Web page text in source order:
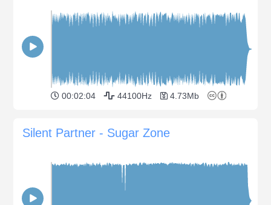
00:02:04 44100Hz 4.73Mb
Silent Partner - Sugar Zone